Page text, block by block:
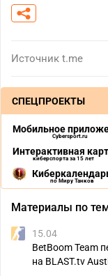
Источник t.me
СПЕЦПРОЕКТЫ
Мобильное
Cybersport.ru
Интерактивная
киберспорта за 15 лет
по Миру Танков
Материалы по
15.04
BetBoom Team
на BLAST.tv